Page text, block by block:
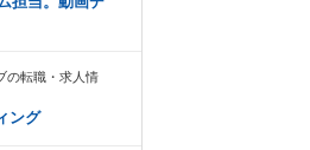
の転職・求人情
ング